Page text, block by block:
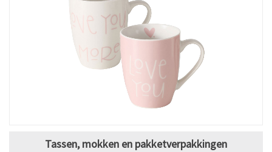
Tassen, mokken en pakketverpakkingen